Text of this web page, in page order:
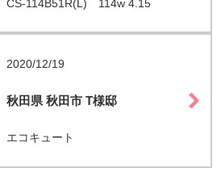
CS-114B51R(L) 114w 4.15
2020/12/19
秋田県 秋田市 T様邸
エコキュート